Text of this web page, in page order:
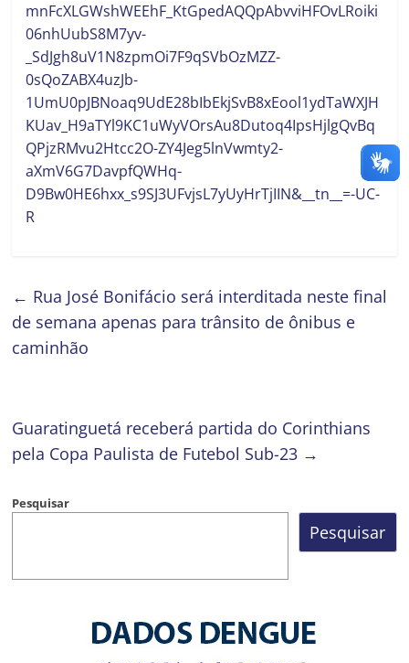
mnFcXLGWshWEEhF_KtGpedAQQpAbvviHFOvLRoiki
06nhUubS8M7yv-
_SdJgh8uV1N8zpmOi7F9qSVbOzMZZ-
0sQoZABX4uzJb-
1UmU0pJBNoaq9UdE28bIbEkjSvB8xEool1ydTaWXJH
KUav_H9aTYl9KC1uWyVOrsAu8Dutoq4IpsHjlgQvBq
QPjzRMvu2Htcc2O-ZY4Jeg5lnVwmty2-
aXmV6G7DavpfQWHq-
D9Bw0HE6hxx_s9SJ3UFvjsL7yUyHrTjIIN&__tn__=-UC-
R
← Rua José Bonifácio será interditada neste final
de semana apenas para trânsito de ônibus e
caminhão
Guaratinguetá receberá partida do Corinthians
pela Copa Paulista de Futebol Sub-23 →
Pesquisar
Pesquisar